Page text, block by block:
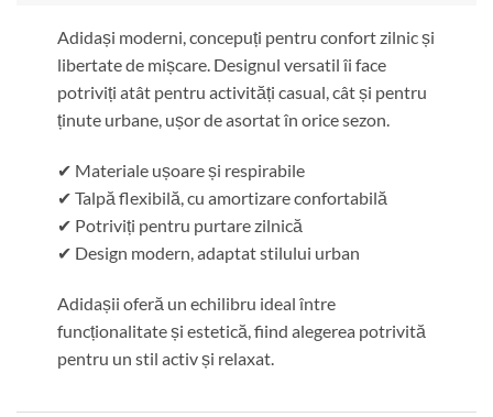
Adidași moderni, concepuți pentru confort zilnic și
libertate de mișcare. Designul versatil îi face
potriviți atât pentru activități casual, cât și pentru
ținute urbane, ușor de asortat în orice sezon.
✔ Materiale ușoare și respirabile
✔ Talpă flexibilă, cu amortizare confortabilă
✔ Potriviți pentru purtare zilnică
✔ Design modern, adaptat stilului urban
Adidașii oferă un echilibru ideal între
funcționalitate și estetică, fiind alegerea potrivită
pentru un stil activ și relaxat.